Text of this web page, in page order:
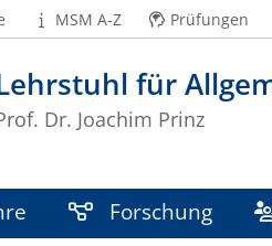
für
Dr. Joachim Prinz
MSM A-Z Prüfungen
Forschung